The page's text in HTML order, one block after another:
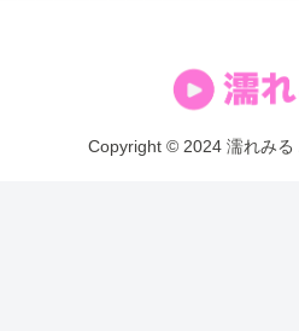
Copyright © 2024 濡れみる